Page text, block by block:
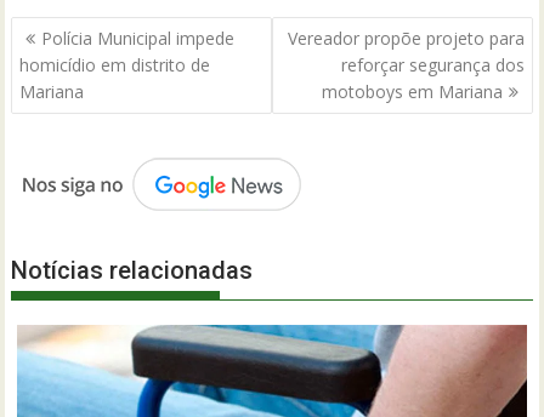
Navegação
de
Post
Polícia Municipal impede
homicídio em distrito de
Mariana
Vereador propõe projeto para
reforçar segurança dos
motoboys em Mariana
Notícias relacionadas